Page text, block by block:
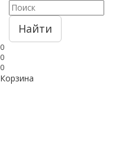
Найти
0
0
0
Корзина